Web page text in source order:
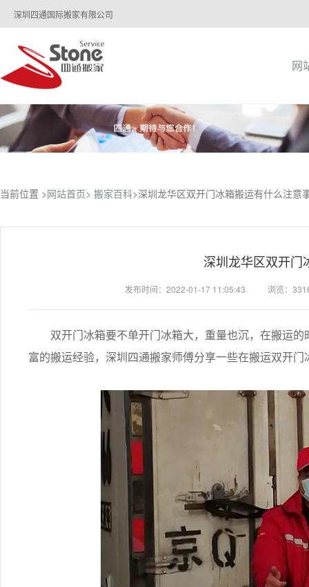
深圳四通国际搬家有限公司
网
当前位置 >网站首页> 搬家百科>深圳龙华区双开门冰箱搬运有什么注意
深圳龙华区双开门
发布时间：2022-01-17 11:05:43 浏览：
双开门冰箱要不单开门冰箱大，重量也沉，在搬运的
富的搬运经验，深圳四通搬家师傅分享一些在搬运双开